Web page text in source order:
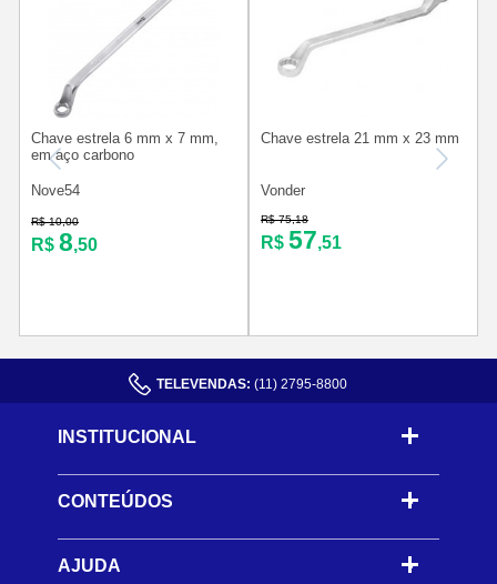
Chave estrela 6 mm x 7 mm,
em aço carbono
Nove54
R$ 10,00
R$ 8,50
Chave estrela 21 mm x 23 mm
Vonder
R$ 75,18
R$ 57,51
TELEVENDAS: (11) 2795-8800
INSTITUCIONAL
CONTEÚDOS -
AJUDA -